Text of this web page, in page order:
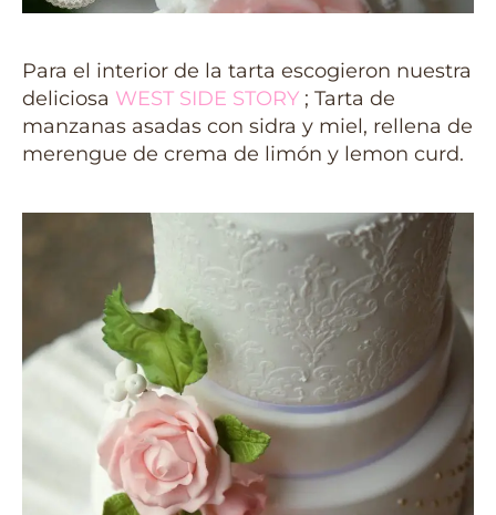
Para el interior de la tarta escogieron nuestra
deliciosa WEST SIDE STORY ; Tarta de
manzanas asadas con sidra y miel, rellena de
merengue de crema de limón y lemon curd.